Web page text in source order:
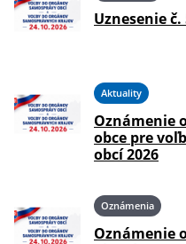
Uznesenie č.
Aktuality
Oznámenie
obce pre
obcí 2026
Oznámenia
Oznámenie